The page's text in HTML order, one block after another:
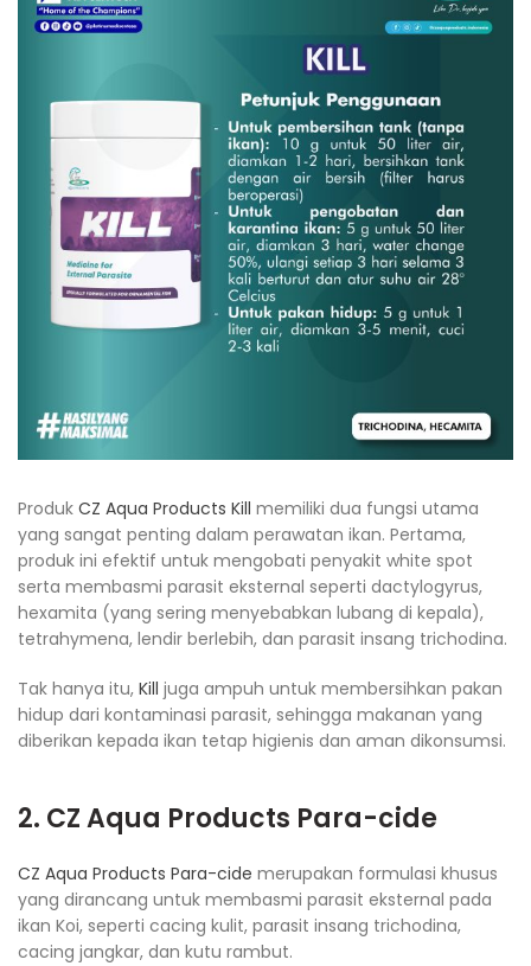
Produk CZ Aqua Products Kill memiliki dua fungsi utama
yang sangat penting dalam perawatan ikan. Pertama,
produk ini efektif untuk mengobati penyakit white spot
serta membasmi parasit eksternal seperti dactylogyrus,
hexamita (yang sering menyebabkan lubang di kepala),
tetrahymena, lendir berlebih, dan parasit insang trichodina.
Tak hanya itu, Kill juga ampuh untuk membersihkan pakan
hidup dari kontaminasi parasit, sehingga makanan yang
diberikan kepada ikan tetap higienis dan aman dikonsumsi.
2. CZ Aqua Products Para-cide
CZ Aqua Products Para-cide merupakan formulasi khusus
yang dirancang untuk membasmi parasit eksternal pada
ikan Koi, seperti cacing kulit, parasit insang trichodina,
cacing jangkar, dan kutu rambut.